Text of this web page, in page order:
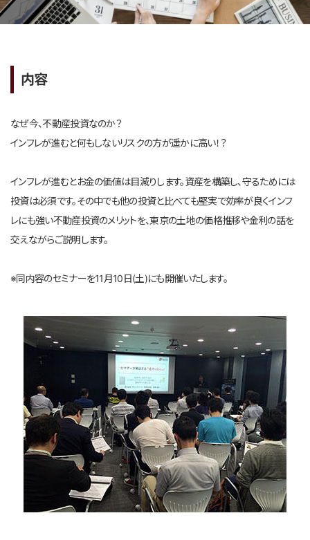
内容
なぜ今、不動産投資なのか？
インフレが進むと何もしないリスクの方が遥かに高い！？
インフレが進むとお金の価値は目減りします。資産を構築し、守るためには
投資は必須です。その中でも他の投資と比べても堅実で効率が良くインフ
レにも強い不動産投資のメリットを、東京の土地の価格推移や金利の話を
交えながらご説明します。
※同内容のセミナーを11月10日(土)にも開催いたします。